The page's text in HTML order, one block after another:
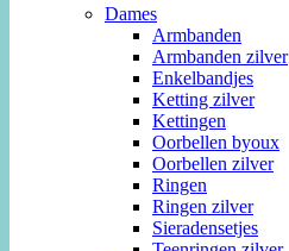
Dames
Armbanden
Armbanden zilver
Enkelbandjes
Ketting zilver
Kettingen
Oorbellen byoux
Oorbellen zilver
Ringen
Ringen zilver
Sieradensetjes